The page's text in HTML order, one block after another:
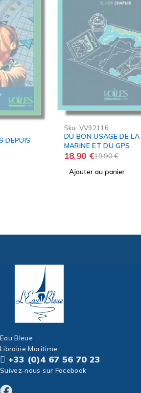
-5%
DU BON USAGE DE LA CARTE
MARINE ET DU GPS
Eau Bleue
Librairie Maritime
+33 (0)4 67 56 70 23
Suivez-nous sur Facebook